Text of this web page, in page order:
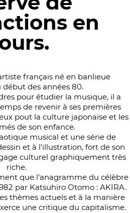
en
français né en banlieue
début des années 80.
pour étudier la musique, il a
de revenir à ses premières
pout la culture japonaise et les
de son enfance.
musical et une série de
et à l'illustration, fort de son
culturel graphiquement très
riche.
que l'anagramme du célèbre
par Katsuhiro Otomo : AKIRA.
thèmes actuels et à la manière
une critique du capitalisme.